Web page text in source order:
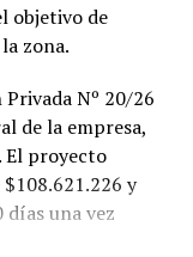
objetivo de
zona.
Nº 20/26
de la empresa,
El proyecto
y
días una vez